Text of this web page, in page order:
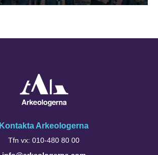
Kontakta Arkeologerna
Tfn vx: 010-480 80 00